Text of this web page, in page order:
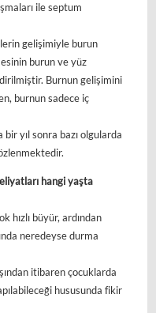
ile septum
gelişimiyle burun
burun ve yüz
Burnun gelişimini
burnun sadece iç
yıl sonra bazı olgularda
hangi yaşta
hızlı büyür, ardından
neredeyse durma
itibaren çocuklarda
hususunda fikir